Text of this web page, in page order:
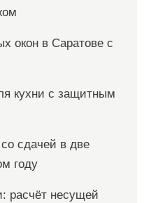
окон в Саратове с
кухни с защитным
сдачей в две
году
расчёт несущей